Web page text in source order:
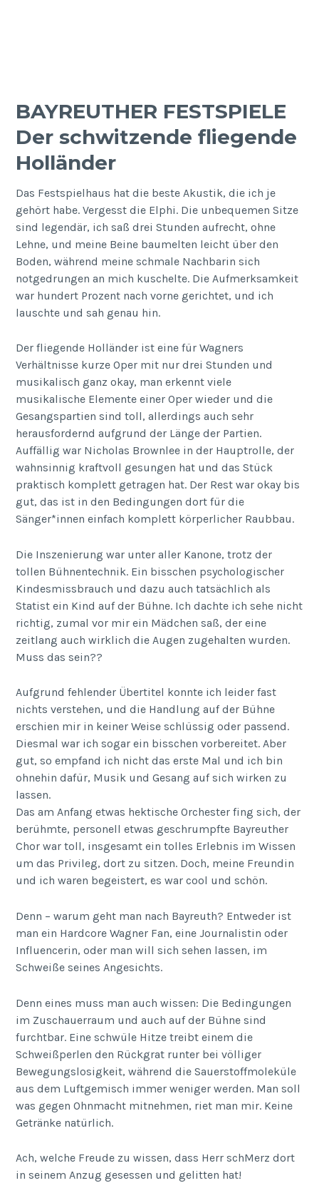
BAYREUTHER FESTSPIELE
Der schwitzende fliegende
Holländer
Das Festspielhaus hat die beste Akustik, die ich je
gehört habe. Vergesst die Elphi. Die unbequemen Sitze
sind legendär, ich saß drei Stunden aufrecht, ohne
Lehne, und meine Beine baumelten leicht über den
Boden, während meine schmale Nachbarin sich
notgedrungen an mich kuschelte. Die Aufmerksamkeit
war hundert Prozent nach vorne gerichtet, und ich
lauschte und sah genau hin.
Der fliegende Holländer ist eine für Wagners
Verhältnisse kurze Oper mit nur drei Stunden und
musikalisch ganz okay, man erkennt viele
musikalische Elemente einer Oper wieder und die
Gesangspartien sind toll, allerdings auch sehr
herausfordernd aufgrund der Länge der Partien.
Auffällig war Nicholas Brownlee in der Hauptrolle, der
wahnsinnig kraftvoll gesungen hat und das Stück
praktisch komplett getragen hat. Der Rest war okay bis
gut, das ist in den Bedingungen dort für die
Sänger*innen einfach komplett körperlicher Raubbau.
Die Inszenierung war unter aller Kanone, trotz der
tollen Bühnentechnik. Ein bisschen psychologischer
Kindesmissbrauch und dazu auch tatsächlich als
Statist ein Kind auf der Bühne. Ich dachte ich sehe nicht
richtig, zumal vor mir ein Mädchen saß, der eine
zeitlang auch wirklich die Augen zugehalten wurden.
Muss das sein??
Aufgrund fehlender Übertitel konnte ich leider fast
nichts verstehen, und die Handlung auf der Bühne
erschien mir in keiner Weise schlüssig oder passend.
Diesmal war ich sogar ein bisschen vorbereitet. Aber
gut, so empfand ich nicht das erste Mal und ich bin
ohnehin dafür, Musik und Gesang auf sich wirken zu
lassen.
Das am Anfang etwas hektische Orchester fing sich, der
berühmte, personell etwas geschrumpfte Bayreuther
Chor war toll, insgesamt ein tolles Erlebnis im Wissen
um das Privileg, dort zu sitzen. Doch, meine Freundin
und ich waren begeistert, es war cool und schön.
Denn – warum geht man nach Bayreuth? Entweder ist
man ein Hardcore Wagner Fan, eine Journalistin oder
Influencerin, oder man will sich sehen lassen, im
Schweiße seines Angesichts.
Denn eines muss man auch wissen: Die Bedingungen
im Zuschauerraum und auch auf der Bühne sind
furchtbar. Eine schwüle Hitze treibt einem die
Schweißperlen den Rückgrat runter bei völliger
Bewegungslosigkeit, während die Sauerstoffmoleküle
aus dem Luftgemisch immer weniger werden. Man soll
was gegen Ohnmacht mitnehmen, riet man mir. Keine
Getränke natürlich.
Ach, welche Freude zu wissen, dass Herr schMerz dort
in seinem Anzug gesessen und gelitten hat!